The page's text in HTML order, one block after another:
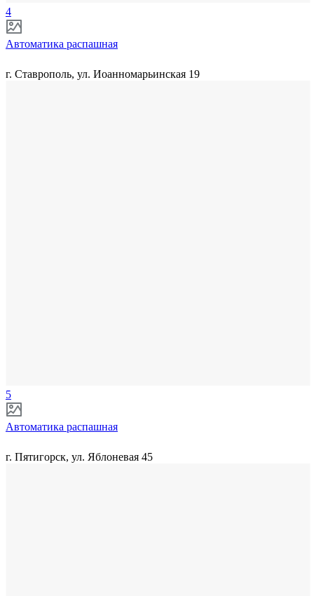
4
Автоматика распашная
г. Ставрополь, ул. Иоанномарьинская 19
5
Автоматика распашная
г. Пятигорск, ул. Яблоневая 45